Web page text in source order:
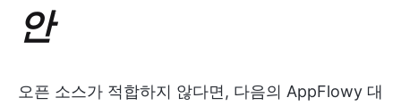
안
오픈 소스가 적합하지 않다면, 다음의 AppFlowy 대